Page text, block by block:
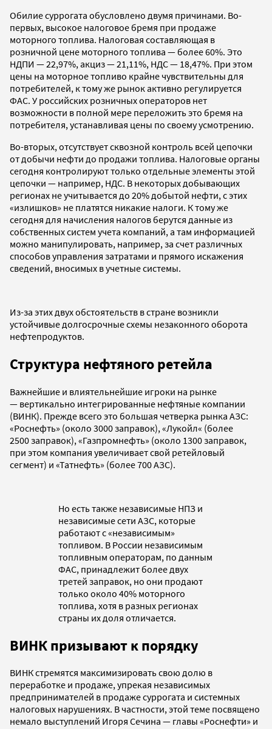
Обилие суррогата обусловлено двумя причинами. Во-
первых, высокое налоговое бремя при продаже
моторного топлива. Налоговая составляющая в
розничной цене моторного топлива — более 60%. Это
НДПИ — 22,97%, акциз — 21,11%, НДС — 18,47%. При этом
цены на моторное топливо крайне чувствительны для
потребителей, к тому же рынок активно регулируется
ФАС. У российских розничных операторов нет
возможности в полной мере переложить это бремя на
потребителя, устанавливая цены по своему усмотрению.
Во-вторых, отсутствует сквозной контроль всей цепочки
от добычи нефти до продажи топлива. Налоговые органы
сегодня контролируют только отдельные элементы этой
цепочки — например, НДС. В некоторых добывающих
регионах не учитывается до 20% добытой нефти, с этих
«излишков» не платятся никакие налоги. К тому же
сегодня для начисления налогов берутся данные из
собственных систем учета компаний, а там информацией
можно манипулировать, например, за счет различных
способов управления затратами и прямого искажения
сведений, вносимых в учетные системы.
Из-за этих двух обстоятельств в стране возникли
устойчивые долгосрочные схемы незаконного оборота
нефтепродуктов.
Структура нефтяного ретейла
Важнейшие и влиятельнейшие игроки на рынке
— вертикально интегрированные нефтяные компании
(ВИНК). Прежде всего это большая четверка рынка АЗС:
«Роснефть» (около 3000 заправок), «Лукойл« (более
2500 заправок), «Газпромнефть» (около 1300 заправок,
при этом компания увеличивает свой ретейловый
сегмент) и «Татнефть» (более 700 АЗС).
Но есть также независимые НПЗ и
независимые сети АЗС, которые
работают с «независимым»
топливом. В России независимым
топливным операторам, по данным
ФАС, принадлежит более двух
третей заправок, но они продают
только около 40% моторного
топлива, хотя в разных регионах
страны их доля отличается.
ВИНК призывают к порядку
ВИНК стремятся максимизировать свою долю в
переработке и продаже, упрекая независимых
предпринимателей в продаже суррогата и системных
налоговых нарушениях. В частности, этой теме посвящено
немало выступлений Игоря Сечина — главы «Роснефти» и